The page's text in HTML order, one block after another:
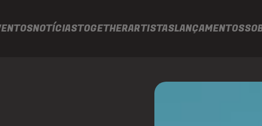
NOTÍCIASTOGETHERARTISTASLANÇAMENTOS